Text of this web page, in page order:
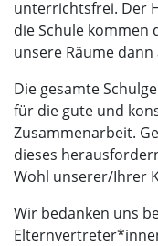
unterrichtsfrei. Der
die Schule kommen
unsere Räume dann
Die gesamte
für die gute und
Zusammenarbeit.
dieses
Wohl unserer/Ihrer
Wir bedanken uns